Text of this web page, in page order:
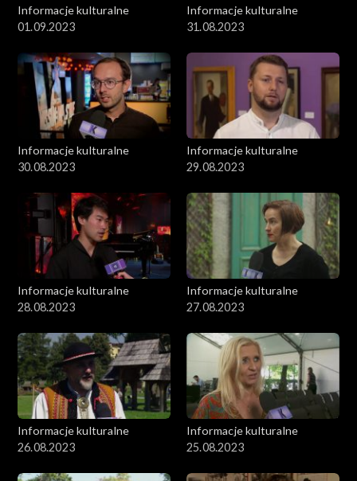
Informacje kulturalne
01.09.2023
Informacje kulturalne
31.08.2023
Informacje kulturalne
30.08.2023
Informacje kulturalne
29.08.2023
Informacje kulturalne
28.08.2023
Informacje kulturalne
27.08.2023
Informacje kulturalne
26.08.2023
Informacje kulturalne
25.08.2023